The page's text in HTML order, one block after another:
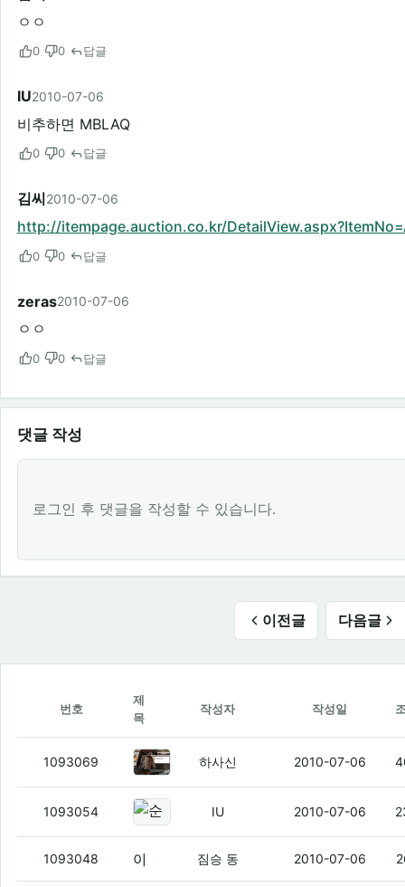
ㅇㅇ
0 0 답글
IU2010-07-06
비추하면 MBLAQ
0 0 답글
김씨2010-07-06
http://itempage.auction.co.kr/
0 0 답글
zeras2010-07-06
ㅇㅇ
0 0 답글
댓글 작성
로그인 후 댓글을 작성할 수 있습니다.
이전글 다음글
번호
제
목
작성자 작성일
1093069 오전에 아파트 전기배선공사로 인
하사신 2010-07-06
1093054 순식간에 정덕이네(1)
IU 2010-07-06
1093048 짐승 동 2010-07-06